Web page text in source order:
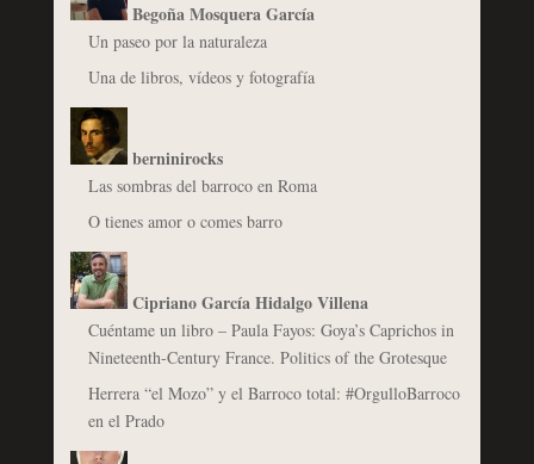
Begoña Mosquera García
Un paseo por la naturaleza
Una de libros, vídeos y fotografía
berninirocks
Las sombras del barroco en Roma
O tienes amor o comes barro
Cipriano García Hidalgo Villena
Cuéntame un libro – Paula Fayos: Goya’s Caprichos in
Nineteenth-Century France. Politics of the Grotesque
Herrera “el Mozo” y el Barroco total: #OrgulloBarroco
en el Prado